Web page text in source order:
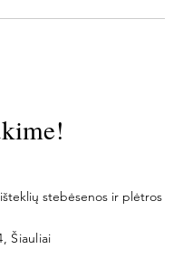
stebėsenos ir plėtros
Šiauliai